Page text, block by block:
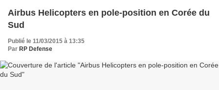
Airbus Helicopters en pole-position en Corée du
Sud
Publié le 11/03/2015 à 13:35
Par RP Defense